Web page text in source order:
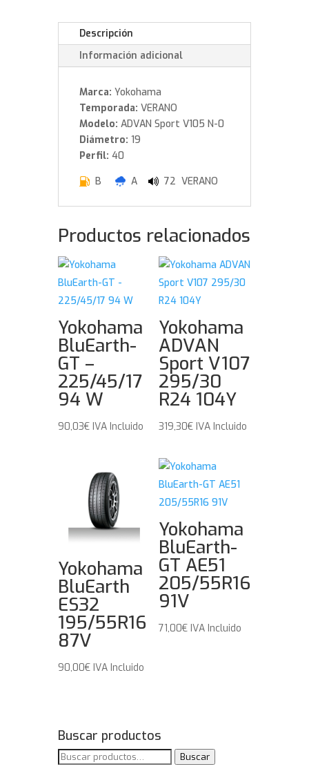
Descripción
Información adicional
Marca: Yokohama
Temporada: VERANO
Modelo: ADVAN Sport V105 N-0
Diámetro: 19
Perfil: 40
B
A 72 VERANO
Productos relacionados
Yokohama
BluEarth-
GT –
225/45/17
94 W
90,03€ IVA Incluido
Yokohama
ADVAN
Sport V107
295/30
R24 104Y
319,30€ IVA Incluido
Yokohama
BluEarth
ES32
195/55R16
87V
90,00€ IVA Incluido
Yokohama
BluEarth-
GT AE51
205/55R16
91V
71,00€ IVA Incluido
Buscar productos
Buscar
Buscar